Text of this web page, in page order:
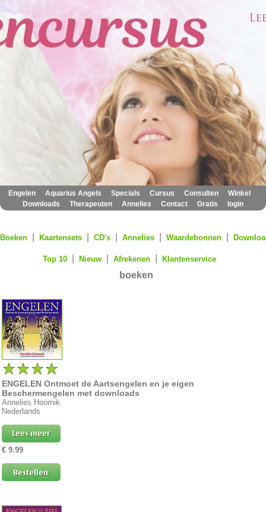
Engelen Aquarius Angels Specials Cursus Consulten Winkel
Downloads Therapeuten Annelies Contact Gratis login
Boeken Kaartensets CD's Annelies Waardebonnen
Top 10 Nieuw Afrekenen Klantenservice
boeken
ENGELEN Ontmoet de Aartsengelen en je eigen
Beschermengelen met downloads
Annelies Hoornik
Nederlands
€ 9.99